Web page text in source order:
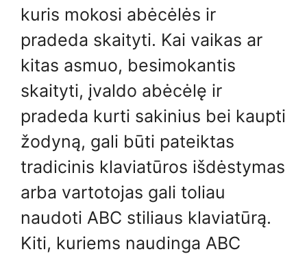
kuris mokosi abėcėlės ir
pradeda skaityti. Kai vaikas ar
kitas asmuo, besimokantis
skaityti, įvaldo abėcėlę ir
pradeda kurti sakinius bei kaupti
žodyną, gali būti pateiktas
tradicinis klaviatūros išdėstymas
arba vartotojas gali toliau
naudoti ABC stiliaus klaviatūrą.
Kiti, kuriems naudinga ABC